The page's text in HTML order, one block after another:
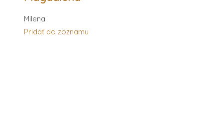
Milena
Pridať do zoznamu